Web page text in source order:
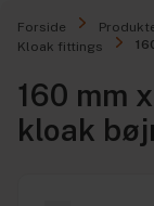
Forside
Kloak fittings
160 mm
kloak